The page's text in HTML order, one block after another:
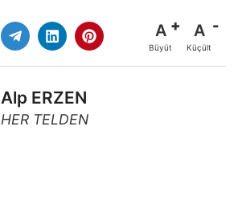
A
Büyüt
A
Küçült
Alp ERZEN
HER TELDEN